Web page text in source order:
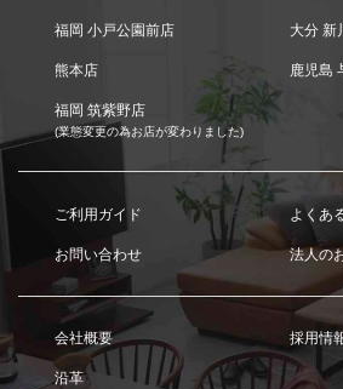
福岡 小戸公園前店 大分 新
熊本店 鹿児島
福岡 筑紫野店
(業態変更の為お店が変わりました)
ご利用ガイド よくあ
お問い合わせ 法人の
会社概要 採用情
沿革